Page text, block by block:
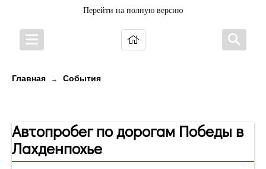
Перейти на полную версию
Главная → События
Автопробег по дорогам Победы в
Лахденпохье